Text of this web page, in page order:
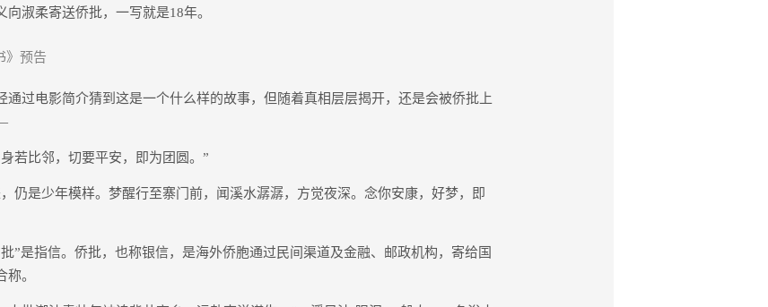
淑柔寄送侨批，一写就是18年。
》预告
过电影简介猜到这是一个什么样的故事，但随着真相层层揭开，还是会被侨批上
比邻，切要平安，即为团圆。”
是少年模样。梦醒行至寨门前，闻溪水潺潺，方觉夜深。念你安康，好梦，即
是指信。侨批，也称银信，是海外侨胞通过民间渠道及金融、邮政机构，寄给国
。